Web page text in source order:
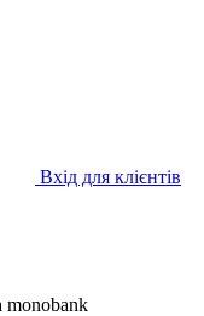
Вхід для клієнтів
monobank